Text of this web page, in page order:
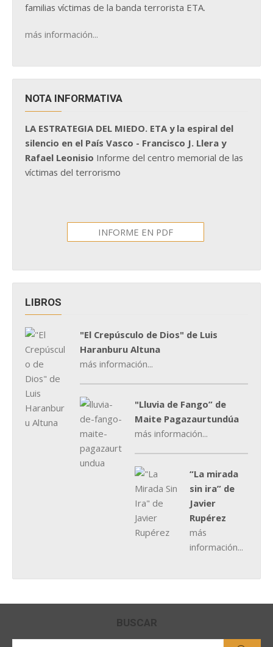
familias víctimas de la banda terrorista ETA.
más información...
NOTA INFORMATIVA
LA ESTRATEGIA DEL MIEDO. ETA y la espiral del
silencio en el País Vasco - Francisco J. Llera y
Rafael Leonisio Informe del centro memorial de las
víctimas del terrorismo
INFORME EN PDF
LIBROS
"El Crepúsculo de Dios" de Luis
Haranburu Altuna
más información...
"Lluvia de Fango” de
Maite Pagazaurtundúa
más información...
“La mirada
sin ira” de
Javier
Rupérez
más
información...
BUSCAR